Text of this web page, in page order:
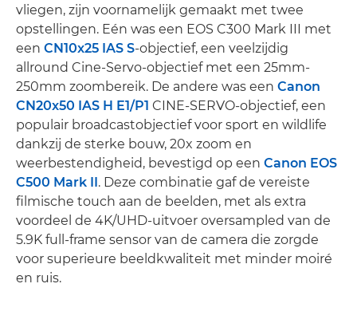
vliegen, zijn voornamelijk gemaakt met twee
opstellingen. Eén was een EOS C300 Mark III met
een CN10x25 IAS S-objectief, een veelzijdig
allround Cine-Servo-objectief met een 25mm-
250mm zoombereik. De andere was een Canon
CN20x50 IAS H E1/P1 CINE-SERVO-objectief, een
populair broadcastobjectief voor sport en wildlife
dankzij de sterke bouw, 20x zoom en
weerbestendigheid, bevestigd op een Canon EOS
C500 Mark II . Deze combinatie gaf de vereiste
filmische touch aan de beelden, met als extra
voordeel de 4K/UHD-uitvoer oversampled van de
5.9K full-frame sensor van de camera die zorgde
voor superieure beeldkwaliteit met minder moiré
en ruis.